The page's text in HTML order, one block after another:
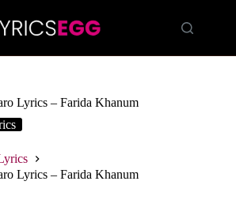
Lyrics – Farida Khanum
Lyrics – Farida Khanum